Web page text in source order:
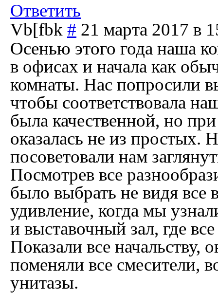
Ответить
Vb[fbk # 21 марта 2017 в
Осенью этого года наша
в офисах и начала как
комнаты. Нас попросили
чтобы соответствовала
была качественной, но
оказалась не из простых.
посоветовали нам
Посмотрев все
было выбрать не видя
удивление, когда мы
и выставочный зал, где
Показали все
поменяли все смесители,
унитазы.